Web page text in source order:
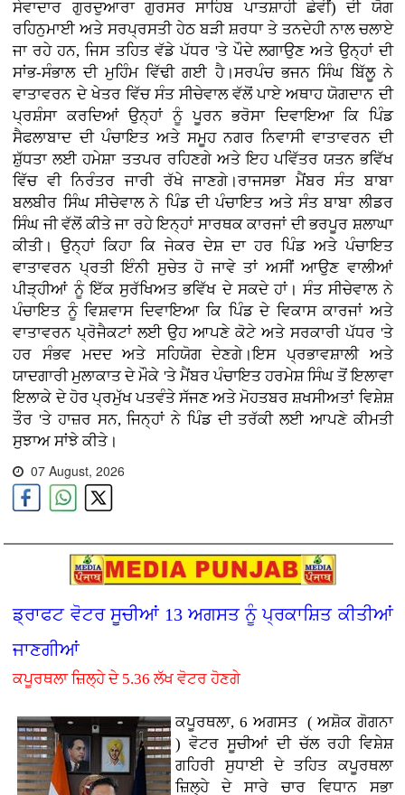
ਸੇਵਾਦਾਰ ਗੁਰਦੁਆਰਾ ਗੁਰਸਰ ਸਾਹਿਬ ਪਾਤਸ਼ਾਹੀ ਛੇਵੀਂ) ਦੀ ਯੋਗ
ਰਹਿਨੁਮਾਈ ਅਤੇ ਸਰਪ੍ਰਸਤੀ ਹੇਠ ਬੜੀ ਸ਼ਰਧਾ ਤੇ ਤਨਦੇਹੀ ਨਾਲ ਚਲਾਏ
ਜਾ ਰਹੇ ਹਨ, ਜਿਸ ਤਹਿਤ ਵੱਡੇ ਪੱਧਰ 'ਤੇ ਪੌਦੇ ਲਗਾਉਣ ਅਤੇ ਉਨ੍ਹਾਂ ਦੀ
ਸਾਂਭ-ਸੰਭਾਲ ਦੀ ਮੁਹਿੰਮ ਵਿੱਢੀ ਗਈ ਹੈ।ਸਰਪੰਚ ਭਜਨ ਸਿੰਘ ਬਿੱਲੂ ਨੇ
ਵਾਤਾਵਰਨ ਦੇ ਖੇਤਰ ਵਿੱਚ ਸੰਤ ਸੀਚੇਵਾਲ ਵੱਲੋਂ ਪਾਏ ਅਥਾਹ ਯੋਗਦਾਨ ਦੀ
ਪ੍ਰਸ਼ੰਸਾ ਕਰਦਿਆਂ ਉਨ੍ਹਾਂ ਨੂੰ ਪੂਰਨ ਭਰੋਸਾ ਦਿਵਾਇਆ ਕਿ ਪਿੰਡ
ਸੈਫਲਾਬਾਦ ਦੀ ਪੰਚਾਇਤ ਅਤੇ ਸਮੂਹ ਨਗਰ ਨਿਵਾਸੀ ਵਾਤਾਵਰਨ ਦੀ
ਸ਼ੁੱਧਤਾ ਲਈ ਹਮੇਸ਼ਾ ਤਤਪਰ ਰਹਿਣਗੇ ਅਤੇ ਇਹ ਪਵਿੱਤਰ ਯਤਨ ਭਵਿੱਖ
ਵਿੱਚ ਵੀ ਨਿਰੰਤਰ ਜਾਰੀ ਰੱਖੇ ਜਾਣਗੇ।ਰਾਜਸਭਾ ਮੈਂਬਰ ਸੰਤ ਬਾਬਾ
ਬਲਬੀਰ ਸਿੰਘ ਸੀਚੇਵਾਲ ਨੇ ਪਿੰਡ ਦੀ ਪੰਚਾਇਤ ਅਤੇ ਸੰਤ ਬਾਬਾ ਲੀਡਰ
ਸਿੰਘ ਜੀ ਵੱਲੋਂ ਕੀਤੇ ਜਾ ਰਹੇ ਇਨ੍ਹਾਂ ਸਾਰਥਕ ਕਾਰਜਾਂ ਦੀ ਭਰਪੂਰ ਸ਼ਲਾਘਾ
ਕੀਤੀ। ਉਨ੍ਹਾਂ ਕਿਹਾ ਕਿ ਜੇਕਰ ਦੇਸ਼ ਦਾ ਹਰ ਪਿੰਡ ਅਤੇ ਪੰਚਾਇਤ
ਵਾਤਾਵਰਨ ਪ੍ਰਤੀ ਇੰਨੀ ਸੁਚੇਤ ਹੋ ਜਾਵੇ ਤਾਂ ਅਸੀਂ ਆਉਣ ਵਾਲੀਆਂ
ਪੀੜ੍ਹੀਆਂ ਨੂੰ ਇੱਕ ਸੁਰੱਖਿਅਤ ਭਵਿੱਖ ਦੇ ਸਕਦੇ ਹਾਂ। ਸੰਤ ਸੀਚੇਵਾਲ ਨੇ
ਪੰਚਾਇਤ ਨੂੰ ਵਿਸ਼ਵਾਸ ਦਿਵਾਇਆ ਕਿ ਪਿੰਡ ਦੇ ਵਿਕਾਸ ਕਾਰਜਾਂ ਅਤੇ
ਵਾਤਾਵਰਨ ਪ੍ਰੋਜੈਕਟਾਂ ਲਈ ਉਹ ਆਪਣੇ ਕੋਟੇ ਅਤੇ ਸਰਕਾਰੀ ਪੱਧਰ 'ਤੇ
ਹਰ ਸੰਭਵ ਮਦਦ ਅਤੇ ਸਹਿਯੋਗ ਦੇਣਗੇ।ਇਸ ਪ੍ਰਭਾਵਸ਼ਾਲੀ ਅਤੇ
ਯਾਦਗਾਰੀ ਮੁਲਾਕਾਤ ਦੇ ਮੌਕੇ 'ਤੇ ਮੈਂਬਰ ਪੰਚਾਇਤ ਹਰਮੇਸ਼ ਸਿੰਘ ਤੋਂ ਇਲਾਵਾ
ਇਲਾਕੇ ਦੇ ਹੋਰ ਪ੍ਰਮੁੱਖ ਪਤਵੰਤੇ ਸੱਜਣ ਅਤੇ ਮੋਹਤਬਰ ਸ਼ਖਸੀਅਤਾਂ ਵਿਸ਼ੇਸ਼
ਤੌਰ 'ਤੇ ਹਾਜ਼ਰ ਸਨ, ਜਿਨ੍ਹਾਂ ਨੇ ਪਿੰਡ ਦੀ ਤਰੱਕੀ ਲਈ ਆਪਣੇ ਕੀਮਤੀ
ਸੁਝਾਅ ਸਾਂਝੇ ਕੀਤੇ।
07 August, 2026
ਡ੍ਰਾਫਟ ਵੋਟਰ ਸੂਚੀਆਂ 13 ਅਗਸਤ ਨੂੰ ਪ੍ਰਕਾਸ਼ਿਤ ਕੀਤੀਆਂ
ਜਾਣਗੀਆਂ
ਕਪੂਰਥਲਾ ਜ਼ਿਲ੍ਹੇ ਦੇ 5.36 ਲੱਖ ਵੋਟਰ ਹੋਣਗੇ
ਕਪੂਰਥਲਾ, 6 ਅਗਸਤ ( ਅਸ਼ੋਕ ਗੋਗਨਾ
)ਵੋਟਰ ਸੂਚੀਆਂ ਦੀ ਚੱਲ ਰਹੀ ਵਿਸ਼ੇਸ਼
ਗਹਿਰੀ ਸੁਧਾਈ ਦੇ ਤਹਿਤ ਕਪੂਰਥਲਾ
ਜ਼ਿਲ੍ਹੇ ਦੇ ਸਾਰੇ ਚਾਰ ਵਿਧਾਨ ਸਭਾ